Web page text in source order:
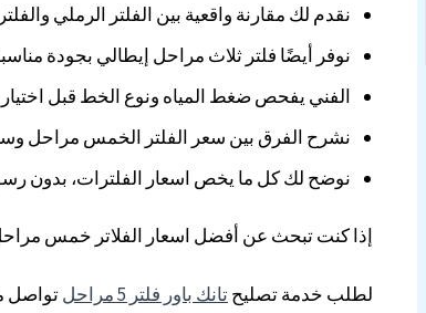
نقدم لك مقارنة واقعية بين الفلتر الرملي والفلتر ٥ مراحل.
نوفر أيضًا فلتر ثلاث مراحل إيطالي بجودة
الفني يفحص ضغط المياه ونوع الخط قبل اختيار
نشرح الفرق بين سعر الفلتر الخمس مراحل
نوضح لك كل ما يخص اسعار الفلترات، بدون
إذا كنت تبحث عن أفضل اسعار الفلاتر خمس
لطلب خدمة تصليحتانك باور فلتر 5 مراحل تواصل